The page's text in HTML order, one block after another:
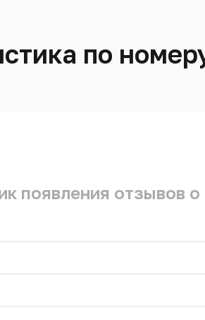
по
появления отзывов